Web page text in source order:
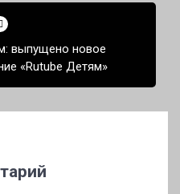
выпущено новое
«Rutube Детям»